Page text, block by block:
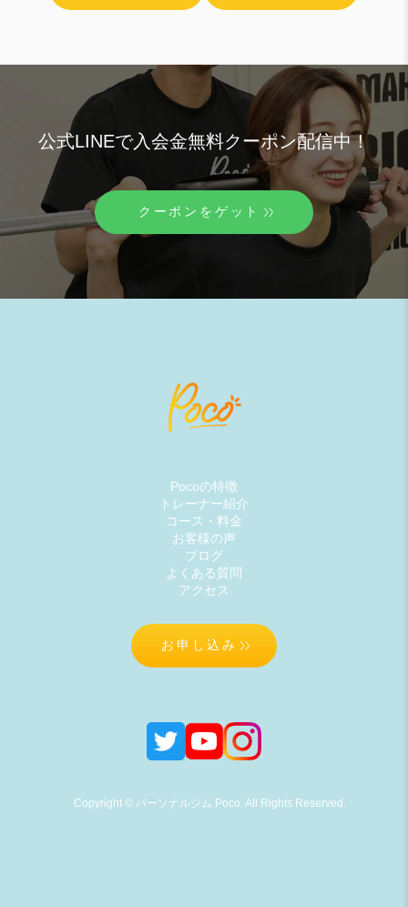
公式LINEで入会金無料クーポン配信中！
クーポンをゲット
Pocoの特徴
トレーナー紹介
コース・料金
お客様の声
ブログ
よくある質問
アクセス
お申し込み
Copyright © パーソナルジム Poco. All Rights Reserved.